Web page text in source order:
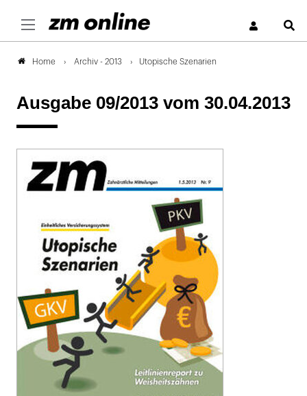
Home Archiv - 2013 Utopische Szenarien
Ausgabe 09/2013 vom 30.04.2013